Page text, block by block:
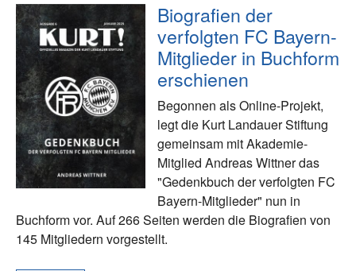
Biografien der
verfolgten FC Bayern-
Mitglieder in Buchform
erschienen
Begonnen als Online-Projekt,
legt die Kurt Landauer Stiftung
gemeinsam mit Akademie-
Mitglied Andreas Wittner das
"Gedenkbuch der verfolgten FC
Bayern-Mitglieder" nun in
Buchform vor. Auf 266 Seiten werden die Biografien von
145 Mitgliedern vorgestellt.